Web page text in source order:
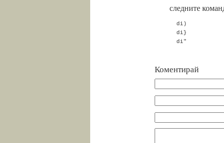
следните
  di)
  di}
Коментирай